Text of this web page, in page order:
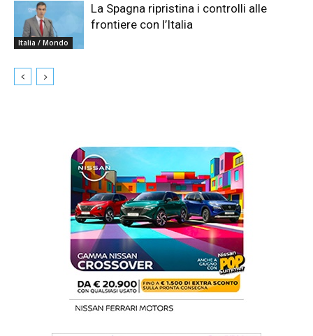
Italia / Mondo
La Spagna ripristina i controlli alle
frontiere con l’Italia